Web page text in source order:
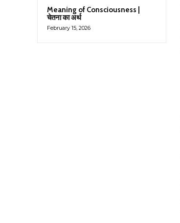
Meaning of Consciousness |
चेतना का अर्थ
February 15, 2026